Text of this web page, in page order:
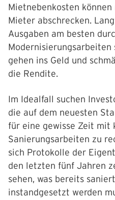
Mietnebenkosten
Mieter abschrecken.
Ausgaben am besten
Modernisierungsarbeiten
gehen ins Geld und
die Rendite.
Im Idealfall suchen
die auf dem neuesten
für eine gewisse Zeit mit
Sanierungsarbeiten zu
sich Protokolle der
den letzten fünf Jahren
sehen, was bereits
instandgesetzt werden